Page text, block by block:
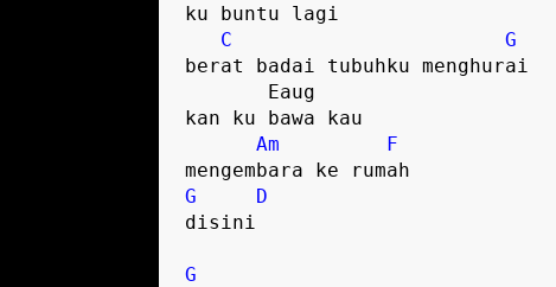
ku buntu lagi
C
G
berat badai tubuhku menghurai
kan ku bawa kau
Am
F
G
D
disini
G